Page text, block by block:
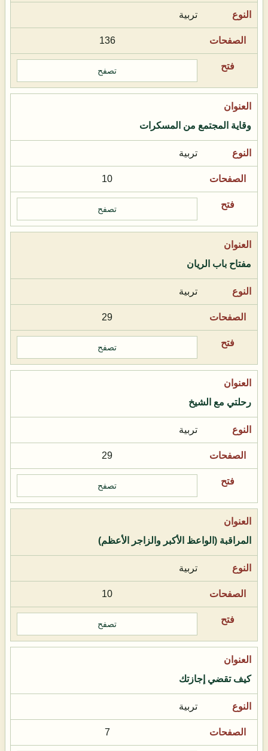
تربية
136
تصفح
وقاية المجتمع من المسكرات
تربية
10
تصفح
مفتاح باب الريان
تربية
29
تصفح
رحلتي مع الشيخ
تربية
29
تصفح
المراقبة (الواعظ الأكبر والزاجر الأعظم)
تربية
10
تصفح
كيف تقضي إجازتك
تربية
7